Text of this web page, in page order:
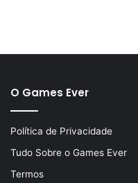
O Games Ever
Política de Privacidade
Tudo Sobre o Games Ever
Termos